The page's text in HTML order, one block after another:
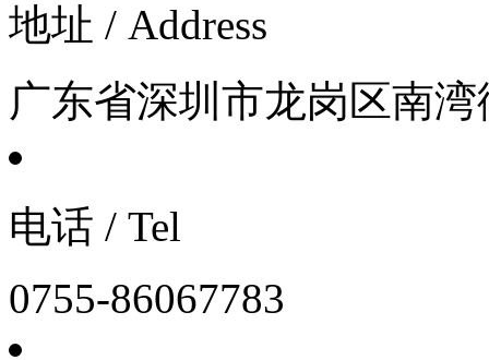
地址 / Address
广东省深圳市龙岗区南
电话 / Tel
0755-86067783